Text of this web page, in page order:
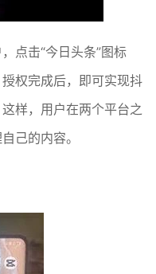
点击“今日头条”图标
权完成后，即可实现抖
样，用户在两个平台之
己的内容。